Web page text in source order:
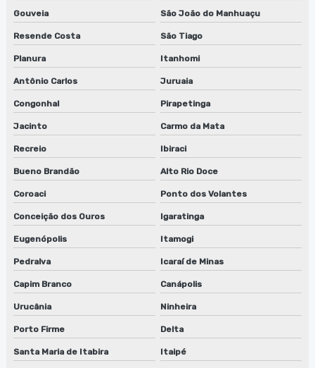
Gouveia São João do Manhuaçu
Resende Costa São Tiago
Planura Itanhomi
Antônio Carlos Juruaia
Congonhal Pirapetinga
Jacinto Carmo da Mata
Recreio Ibiraci
Bueno Brandão Alto Rio Doce
Coroaci Ponto dos Volantes
Conceição dos Ouros Igaratinga
Eugenópolis Itamogi
Pedralva Icaraí de Minas
Capim Branco Canápolis
Urucânia Ninheira
Porto Firme Delta
Santa Maria de Itabira Itaipé